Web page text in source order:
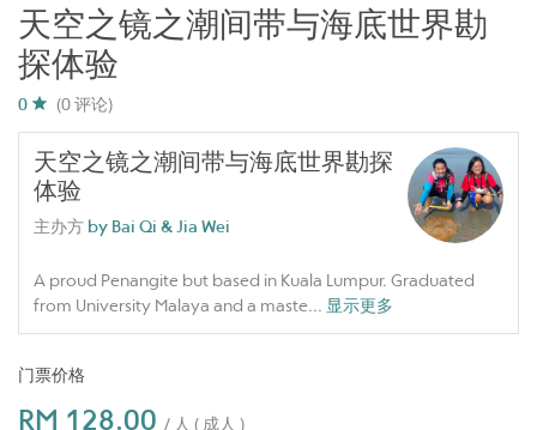
天空之镜之潮间带与海底世界勘
探体验
0 (0 评论)
天空之镜之潮间带与海底世界勘探
体验
主办方 by Bai Qi & Jia Wei
A proud Penangite but based in Kuala Lumpur. Graduated
from University Malaya and a maste... 显示更多
门票价格
RM 128.00 / 人 ( 成人 )